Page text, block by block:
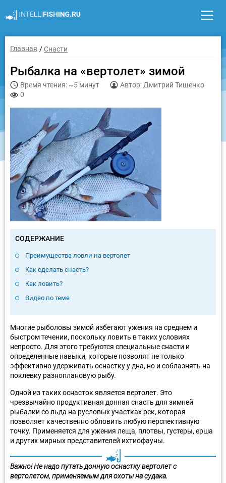
Главная Снасти
Рыбалка на «вертолет» зимой
Время чтения: ~5 минут
Автор: Дмитрий Тищенко
0
СОДЕРЖАНИЕ
Преимущества ловли на вертолет
Как сделать снасть?
Как ловить?
Видео по теме
Многие рыболовы зимой избегают ужения на среднем и
быстром течении, поскольку ловить в таких условиях
непросто. Для этого требуются специальные снасти и
определенные навыки, которые позволят не только
эффективно удерживать оснастку у дна, но и соблазнять на
поклевку разноплановую рыбу.
Одной из таких оснасток является вертолет. Это
чрезвычайно продуктивная донная снасть для зимней
рыбалки со льда на русловых участках рек, которая
позволяет качественно обловить любую перспективную
точку. Применяется для ужения леща, плотвы, густеры, ерша
и других мирных представителей ихтиофауны.
Важно!Не надо путать донную оснастку вертолет с
вертолетом, применяемым для охоты на судака.